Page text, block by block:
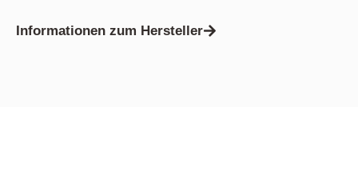
Informationen zum Hersteller